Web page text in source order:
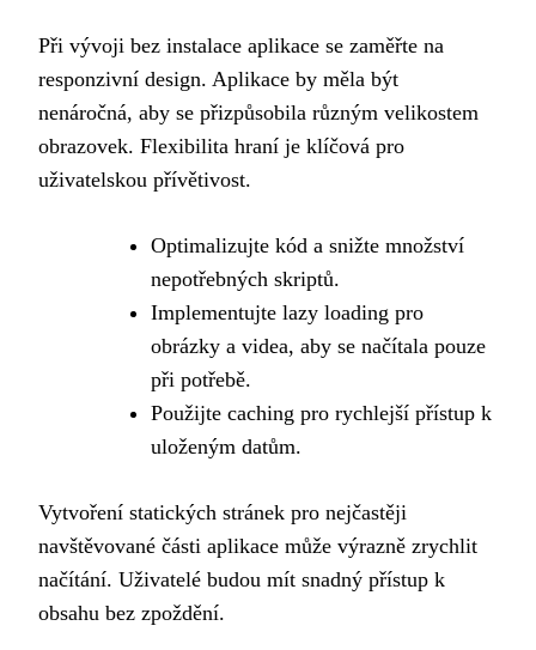
Při vývoji bez instalace aplikace se zaměřte na
responzivní design. Aplikace by měla být
nenáročná, aby se přizpůsobila různým velikostem
obrazovek. Flexibilita hraní je klíčová pro
uživatelskou přívětivost.
Optimalizujte kód a snižte množství
nepotřebných skriptů.
Implementujte lazy loading pro
obrázky a videa, aby se načítala pouze
při potřebě.
Použijte caching pro rychlejší přístup k
uloženým datům.
Vytvoření statických stránek pro nejčastěji
navštěvované části aplikace může výrazně zrychlit
načítání. Uživatelé budou mít snadný přístup k
obsahu bez zpoždění.